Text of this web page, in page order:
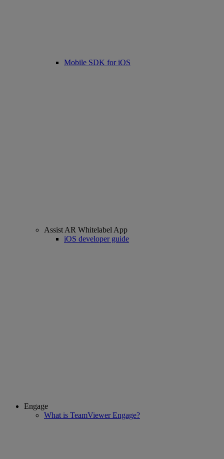
Mobile SDK for iOS
Assist AR Whitelabel App
iOS developer guide
Engage
What is TeamViewer Engage?